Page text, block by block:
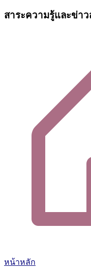
สาระความรู้และข่าว
หน้าหลัก